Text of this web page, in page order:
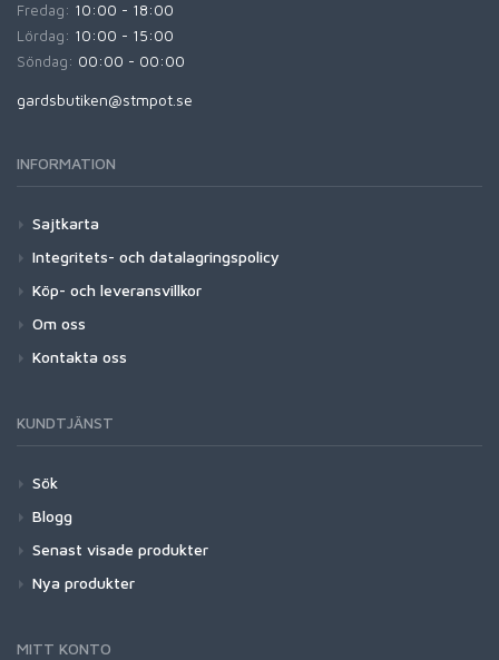
Fredag: 10:00 - 18:00
Lördag: 10:00 - 15:00
Söndag: 00:00 - 00:00
gardsbutiken@stmpot.se
INFORMATION
Sajtkarta
Integritets- och datalagringspolicy
Köp- och leveransvillkor
Om oss
Kontakta oss
KUNDTJÄNST
Sök
Blogg
Senast visade produkter
Nya produkter
MITT KONTO